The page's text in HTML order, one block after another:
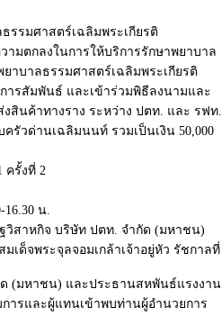
รรมศาสตร์เฉลิมพระเกียรติ
มตกลงในการให้บริการรักษาพยาบาล
าบาลธรรมศาสตร์เฉลิมพระเกียรติ
ารสัมพันธ์ และเข้าร่วมพิธีลงนามและ
สินค้าทางราง ระหว่าง ปตท. และ รฟท.
วด่านเฉลิมนนท์ รวมเป็นเงิน 50,000
ครั้งที่ 2
น.
วิสาหกิจ บริษัท ปตท. จำกัด (มหาชน)
ด็จพระจุลจอมเกล้าเจ้าอยู่หัว รัชกาลที่
(มหาชน) และประธานสหพันธ์แรงงาน
รและผู้แทนเข้าพบท่านผู้อำนวยการ